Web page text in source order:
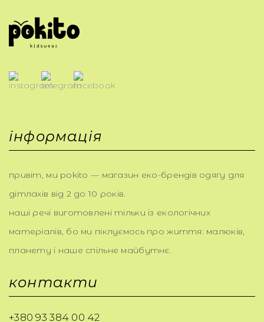
інформація
привіт, ми pokito — магазин еко-брендів одягу для
дітлахів від 2 до 10 років.
наші речі виготовлені тільки із екологічних
матеріалів, бо ми піклуємось про життя: малюків,
планету і наше спільне майбутнє.
контакти
+380 93 384 00 42